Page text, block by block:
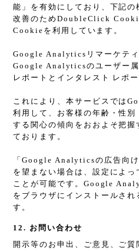
能」を有効にしており、下記の
改善のためDoubleClick
Cookieを利用しています。
Google Analyticsリマーケテ
Google Analyticsのユーザー属
レポートとインタレスト レポー
これにより、本サービスでは
利用して、お客様の年齢・性
する関心の傾向をおおよそ把握
ております。
「Google Analyticsの広告向
を望まない場合は、設定によ
ことが可能です。Google
をブラウザにインストールされ
す。
12. お問い合わせ
開示等のお申出、ご意見、ご